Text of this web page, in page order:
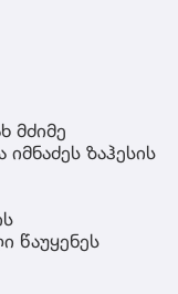
მძიმე
იმნაძეს ზაჰესის
წაუყენეს